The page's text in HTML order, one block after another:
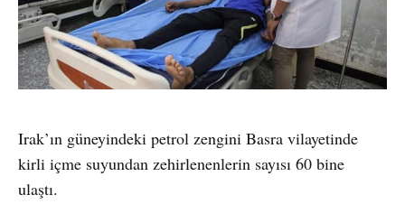
Irak’ın güneyindeki petrol zengini Basra vilayetinde
kirli içme suyundan zehirlenenlerin sayısı 60 bine
ulaştı.